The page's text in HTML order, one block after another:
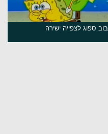
בוב ספוג לצפייה ישירה